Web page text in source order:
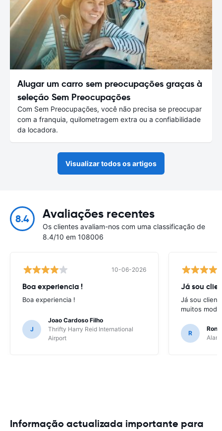
Alugar um carro sem preocupações graças à
seleção Sem Preocupações
Com Sem Preocupações, você não precisa se preocupar
com a franquia, quilometragem extra ou a confiabilidade
da locadora.
Visualizar todos os artigos
8.4 Avaliações recentes
Os clientes avaliam-nos com uma classificação de
8.4/10 em 108006
10-06-2026
Boa experiencia !
Boa experiencia !
J
Joao Cardoso Filho
Thrifty Harry Reid International
Airport
Já sou
Já sou
muitos
R
Informação actualizada importante para